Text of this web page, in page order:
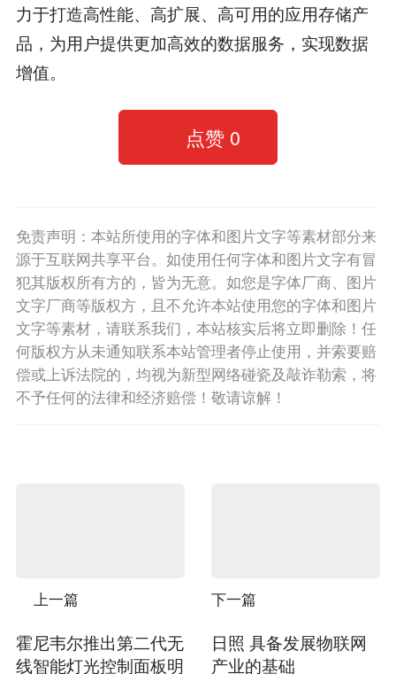
力于打造高性能、高扩展、高可用的应用存储产
品，为用户提供更加高效的数据服务，实现数据
增值。
点赞 0
免责声明：本站所使用的字体和图片文字等素材部分来
源于互联网共享平台。如使用任何字体和图片文字有冒
犯其版权所有方的，皆为无意。如您是字体厂商、图片
文字厂商等版权方，且不允许本站使用您的字体和图片
文字等素材，请联系我们，本站核实后将立即删除！任
何版权方从未通知联系本站管理者停止使用，并索要赔
偿或上诉法院的，均视为新型网络碰瓷及敲诈勒索，将
不予任何的法律和经济赔偿！敬请谅解！
上一篇
霍尼韦尔推出第二代无
线智能灯光控制面板明
下一篇
日照 具备发展物联网
产业的基础